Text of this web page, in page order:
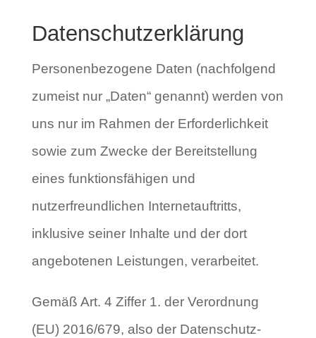
Datenschutzerklärung
Personenbezogene Daten (nachfolgend
zumeist nur „Daten“ genannt) werden von
uns nur im Rahmen der Erforderlichkeit
sowie zum Zwecke der Bereitstellung
eines funktionsfähigen und
nutzerfreundlichen Internetauftritts,
inklusive seiner Inhalte und der dort
angebotenen Leistungen, verarbeitet.
Gemäß Art. 4 Ziffer 1. der Verordnung
(EU) 2016/679, also der Datenschutz-